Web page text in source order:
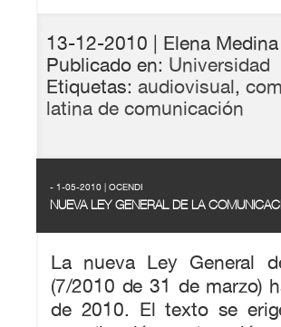
13-12-2010 | Elena
Publicado en: Universidad
Etiquetas: audiovisual,
latina de comunicación
- 1-05-2010 | OCENDI
NUEVA LEY GENERAL DE LA
La nueva Ley General
(7/2010 de 31 de marzo)
de 2010. El texto se